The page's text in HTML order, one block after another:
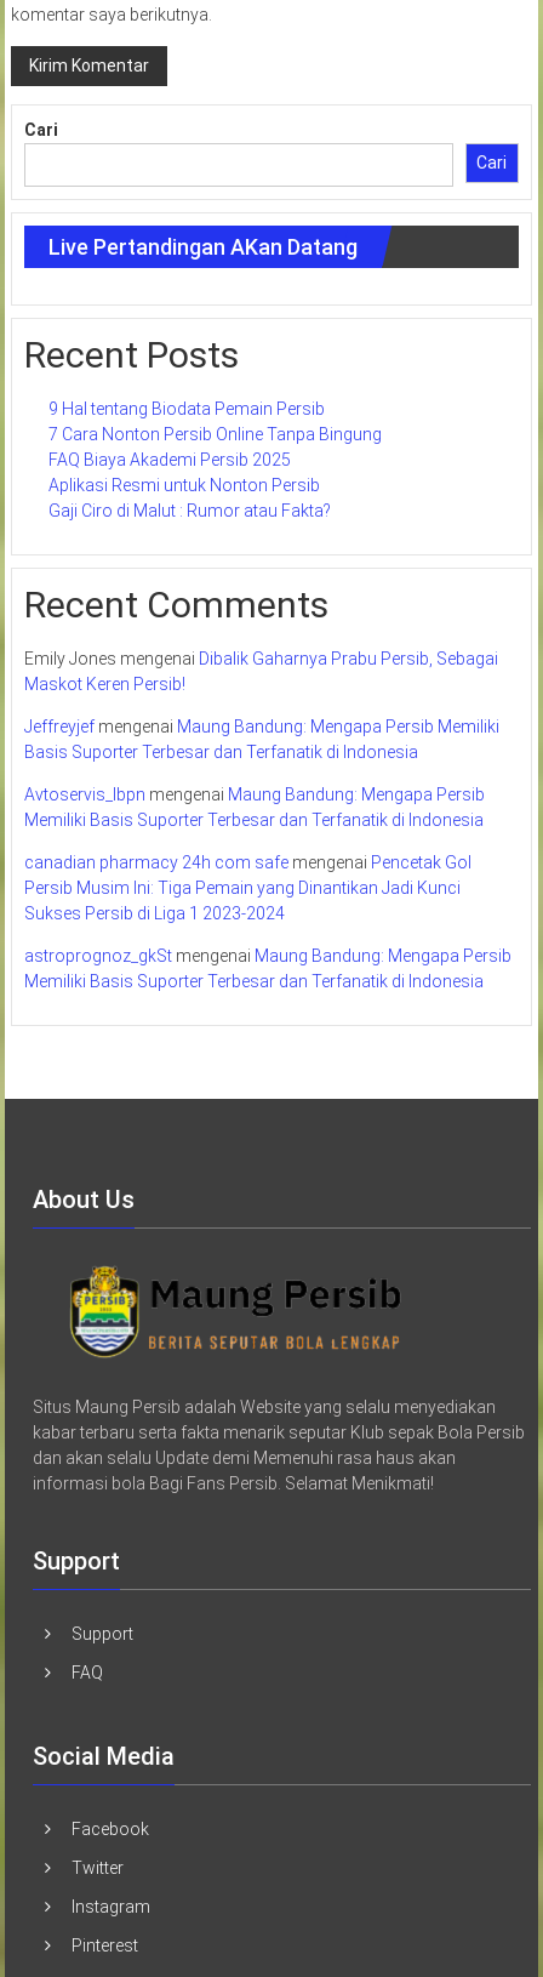
komentar saya berikutnya.
Cari
Cari
Live Pertandingan AKan Datang
Recent Posts
9 Hal tentang Biodata Pemain Persib
7 Cara Nonton Persib Online Tanpa Bingung
FAQ Biaya Akademi Persib 2025
Aplikasi Resmi untuk Nonton Persib
Gaji Ciro di Malut : Rumor atau Fakta?
Recent Comments
Emily Jones mengenai Dibalik Gaharnya Prabu Persib, Sebagai
Maskot Keren Persib!
Jeffreyjefmengenai Maung Bandung: Mengapa Persib Memiliki
Basis Suporter Terbesar dan Terfanatik di Indonesia
Avtoservis_lbpn mengenai Maung Bandung: Mengapa Persib
Memiliki Basis Suporter Terbesar dan Terfanatik di Indonesia
canadian pharmacy 24h com safemengenai Pencetak Gol
Persib Musim Ini: Tiga Pemain yang Dinantikan Jadi Kunci
Sukses Persib di Liga 1 2023-2024
astroprognoz_gkStmengenai Maung Bandung: Mengapa Persib
Memiliki Basis Suporter Terbesar dan Terfanatik di Indonesia
About Us
Situs Maung Persib adalah Website yang selalu menyediakan
kabar terbaru serta fakta menarik seputar Klub sepak Bola Persib
dan akan selalu Update demi Memenuhi rasa haus akan
informasi bola Bagi Fans Persib. Selamat Menikmati!
Support
Support
FAQ
Social Media
Facebook
Twitter
Instagram
Pinterest